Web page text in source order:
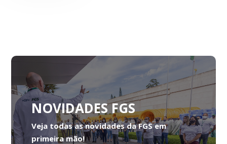
NOVIDADES FGS
Veja todas as novidades da FGS em
primeira mão!